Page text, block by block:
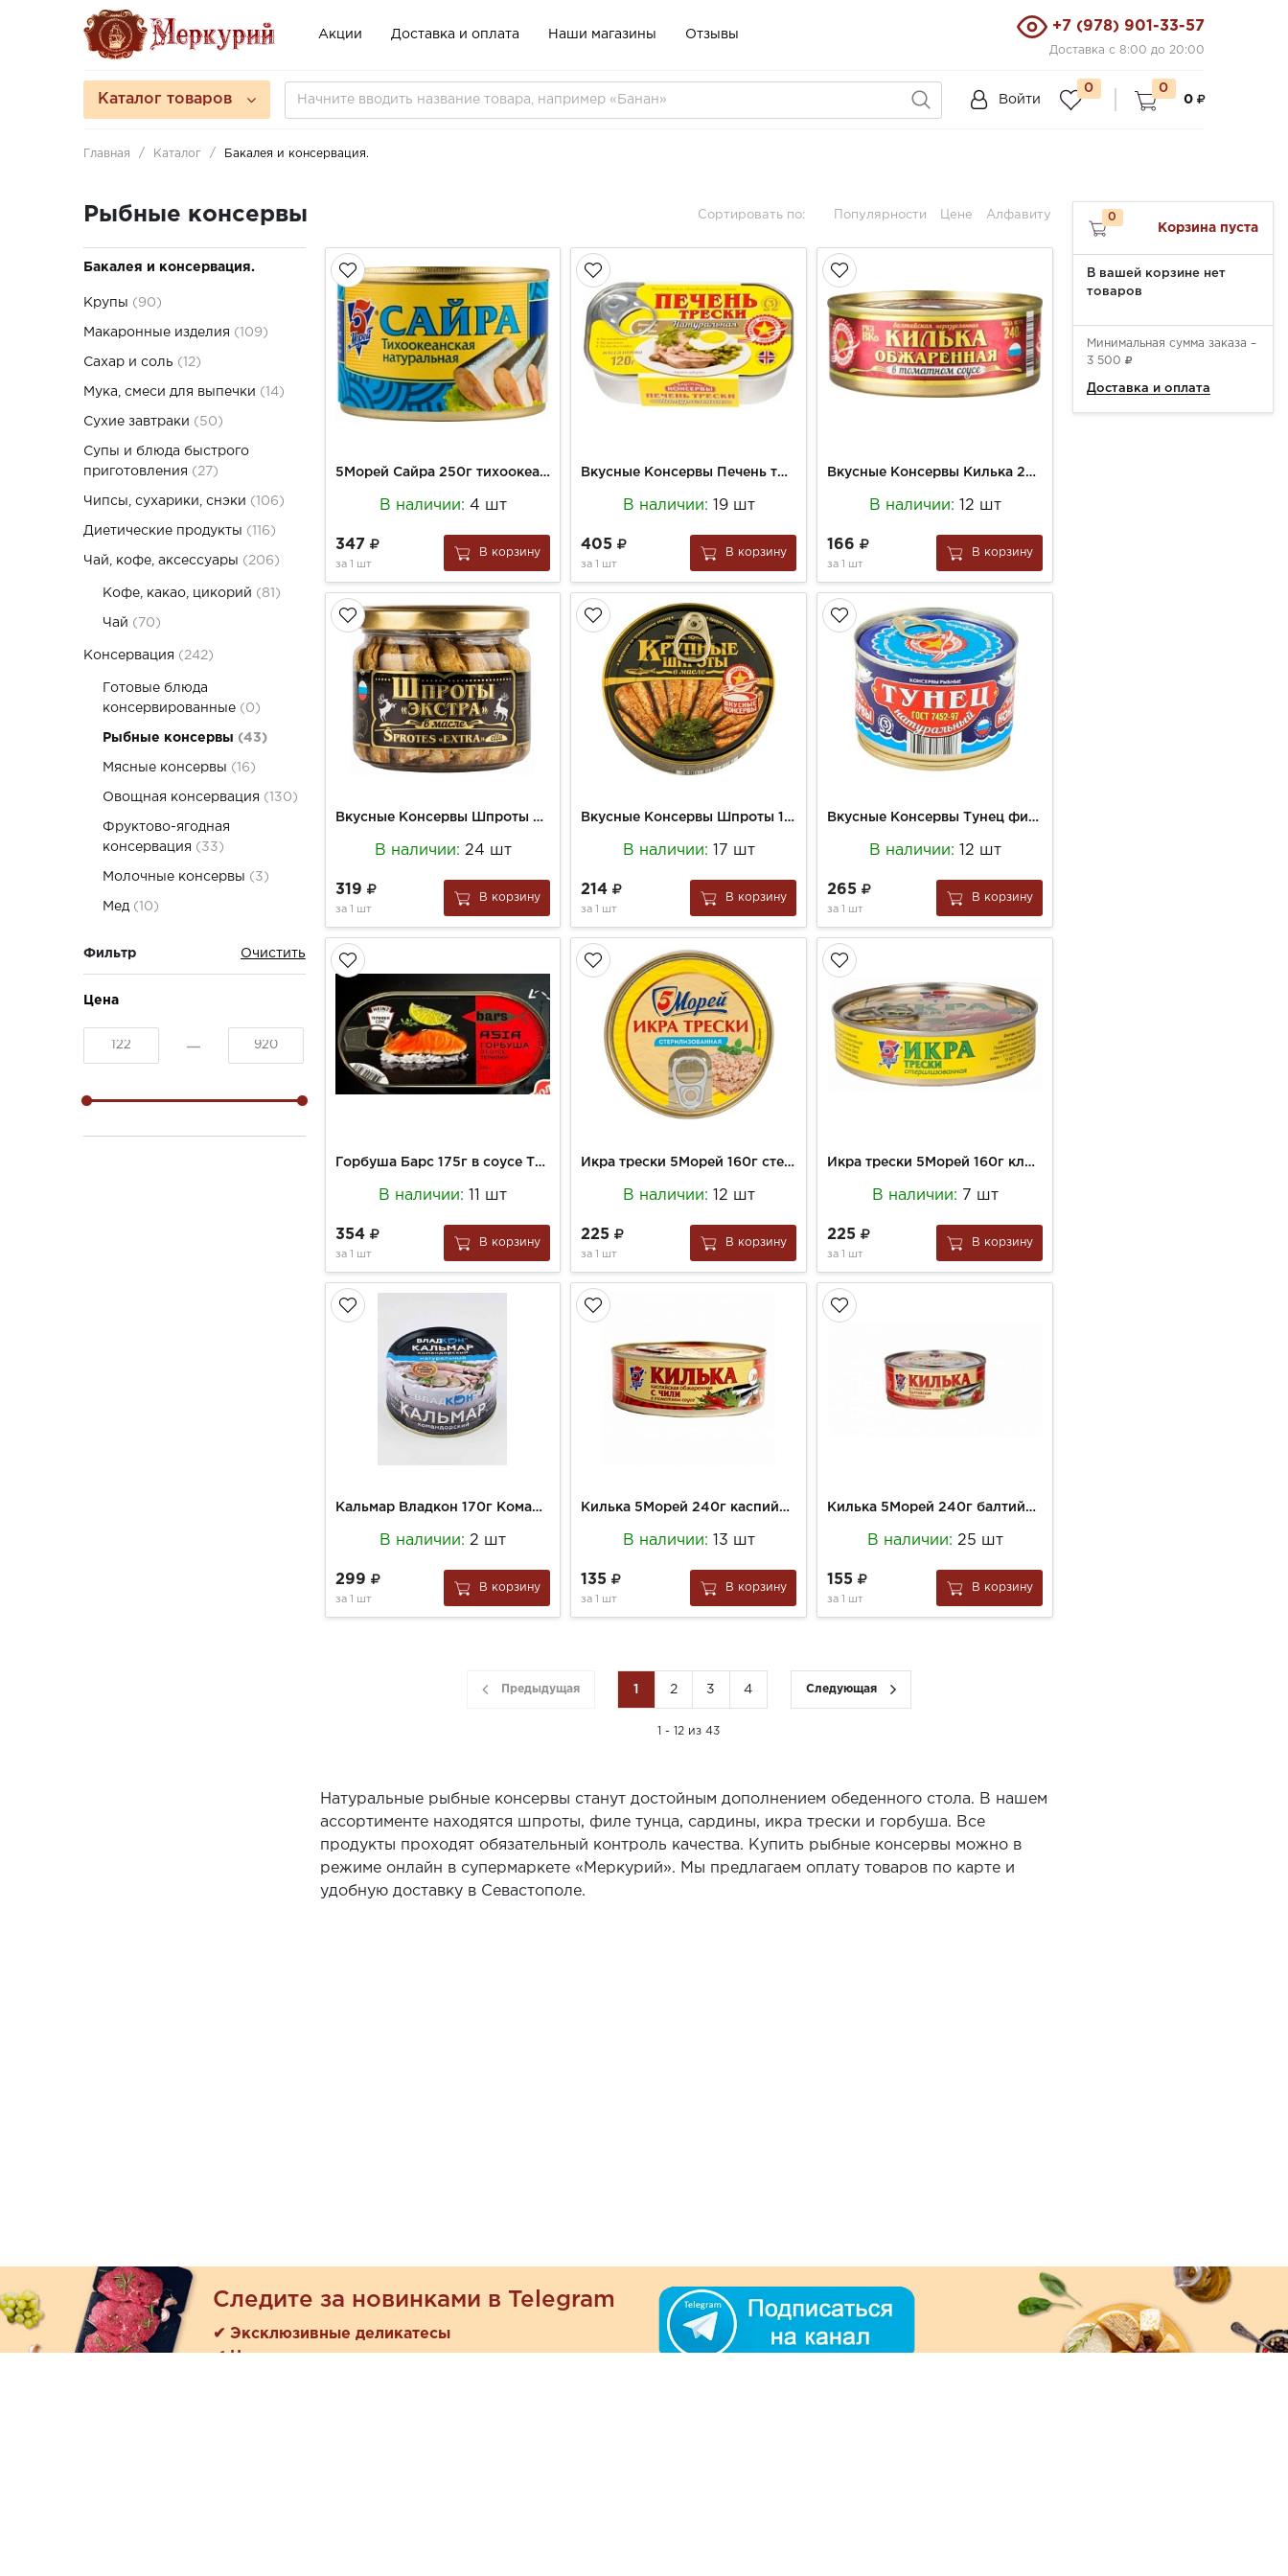
Акции Доставка и оплата Наши магазины Отзывы
+7 (978) 901-33-57
Доставка с 8:00 до 20:00
Каталог товаров Войти
0
0
0
Главная Каталог Бакалея и консервация.
Рыбные консервы Сортировать по: Популярности Цене Алфавиту
Бакалея и консервация.
Крупы (90)
Макаронные изделия (109)
Сахар и соль (12)
Мука, смеси для выпечки (14)
Сухие завтраки (50)
Супы и блюда быстрого
приготовления (27)
Чипсы, сухарики, снэки (106)
Диетические продукты (116)
Чай, кофе, аксессуары (206)
Кофе, какао, цикорий (81)
Чай (70)
Консервация (242)
Готовые блюда
консервированные (0)
Рыбные консервы (43)
Мясные консервы (16)
Овощная консервация (130)
Фруктово-ягодная
консервация (33)
Молочные консервы (3)
Мед (10)
Фильтр
Цена
5Морей Сайра 250г тихоокеанская №6 ключ
В наличии: 4 шт
347
за 1 шт
В корзину
Вкусные Консервы Печень трески 120г натур лито
В наличии: 19 шт
405
за 1 шт
В корзину
Вкусные Консервы Килька 240г обж.в томат.соусе ж б
В наличии: 12 шт
166
за 1 шт
В корзину
Вкусные Консервы Шпроты 250г в масле Экстра ст/б
В наличии: 24 шт
319
за 1 шт
В корзину
Вкусные Консервы Шпроты 160г Крупные ключ
В наличии: 17 шт
214
за 1 шт
В корзину
Вкусные Консервы Тунец филе 185г натур ключ
В наличии: 12 шт
265
за 1 шт
В корзину
Горбуша Барс 175г в соусе Терияки ключ ж/б
В наличии: 11 шт
354
за 1 шт
В корзину
Икра трески 5Морей 160г стерилизованная ключ ж/б
В наличии: 12 шт
225
за 1 шт
В корзину
Икра трески 5Морей 160г ключ ж/б
В наличии: 7 шт
225
за 1 шт
В корзину
Кальмар Владкон 170г Командорский нату.ключ ж/б №38
В наличии:2 шт
299
за 1 шт
В корзину
Килька 5Морей 240г каспийская обжар. в т/с с Чили №3 ключ
В наличии: 13 шт
135
за 1 шт
В корзину
Килька 5Морей 240г балтийская нер.обжар. в т/с №3 ключ
В наличии: 25 шт
155
за 1 шт
В корзину
Предыдущая 2 3 4 Следующая
1 - 12 из 43
Натуральные рыбные консервы станут достойным дополнением обеденного стола. В нашем
ассортименте находятся шпроты, филе тунца, сардины, икра трески и горбуша. Все
продукты проходят обязательный контроль качества. Купить рыбные консервы можно в
режиме онлайн в супермаркете «Меркурий». Мы предлагаем оплату товаров по карте и
удобную доставку в Севастополе.
0
Корзина пуста
В вашей корзине нет
товаров
Минимальная сумма заказа –
3 500
Доставка и оплата
Следите за новинками в Telegram
✔ Эксклюзивные деликатесы
✔ Новые поступления